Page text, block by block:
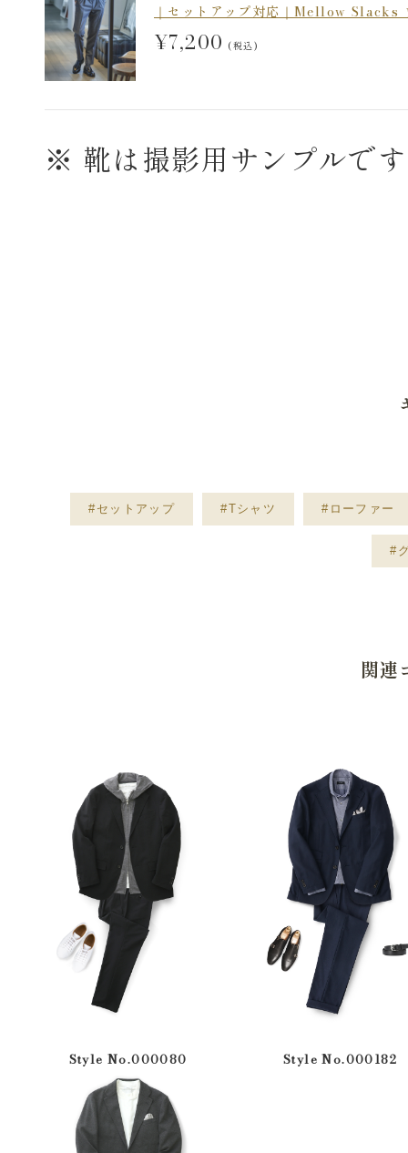
｜セットアップ対応｜Mellow Slacks
¥7,200 (税込)
※ 靴は撮影用サンプルで
#セットアップ #Tシャツ #ローファー
#
関連
Style No.000080 Style No.000182